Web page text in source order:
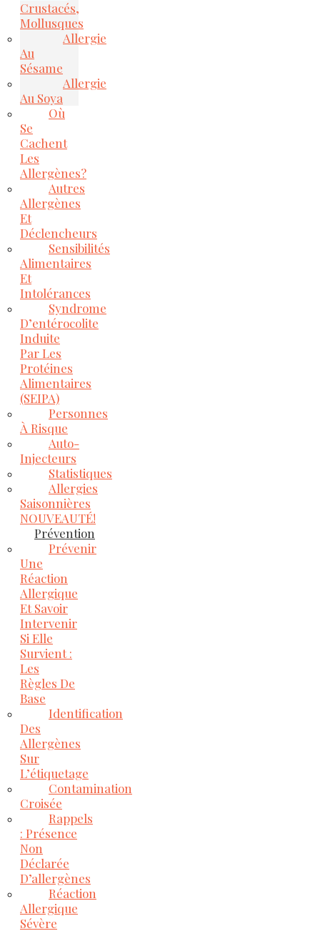
Crustacés,
Mollusques
Allergie
Au
Sésame
Allergie
Au Soya
Où
Se
Cachent
Les
Allergènes?
Autres
Allergènes
Et
Déclencheurs
Sensibilités
Alimentaires
Et
Intolérances
Syndrome
D’entérocolite
Induite
Par Les
Protéines
Alimentaires
(SEIPA)
Personnes
À Risque
Auto-
Injecteurs
Statistiques
Allergies
Saisonnières
NOUVEAUTÉ!
Prévention
Prévenir
Une
Réaction
Allergique
Et Savoir
Intervenir
Si Elle
Survient :
Les
Règles De
Base
Identification
Des
Allergènes
Sur
L’étiquetage
Contamination
Croisée
Rappels
: Présence
Non
Déclarée
D’allergènes
Réaction
Allergique
Sévère